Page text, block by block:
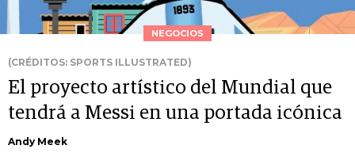
NEGOCIOS
(CRÉDITOS: SPORTS ILLUSTRATED)
El proyecto artístico del Mundial que
tendrá a Messi en una portada icónica
Andy Meek